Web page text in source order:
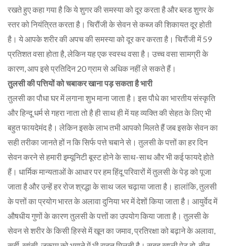
रखते हुए कहा गया है कि ये शुगर की समस्या को दूर करता है और ब्लड शुगर के
स्तर को नियंत्रित करता है। चिरौंजी के सेवन से कब्ज की शिकायत दूर होती
है। ये आपके शरीर की अपच की समस्या को दूर कर करता है। चिरौंजी में 59
प्रतिशत वसा होता है, लेकिन यह एक स्वस्थ वसा है। उच्च वसा सामग्री के
कारण, आप इसे प्रतिदिन 20 ग्राम से अधिक नहीं ले सकते हैं।
तुलसी की पत्तियों को चबाकर खाना पड़ सकता है भारी
तुलसी का पौधा घर में लगाना शुभ माना जाता है। इस पौधे का भारतीय संस्कृति
और हिन्दू धर्म से गहरा नाता तो है ही साथ ही में यह व्यक्ति की सेहत के लिए भी
बहुत फायदेमंद है। लेकिन इसके लाभ तभी आपको मिलते हैं जब इसके सेवन का
सही तरीका जानते हों न कि सिर्फ पत्ते चबाने से। तुलसी के पत्तों का हर दिन
सेवन करने से हमारी इम्यूनिटी बूस्ट होने के साथ-साथ और भी कई फायदे होते
हैं। धार्मिक मान्यताओं के आधार पर हम हिंदू परिवारों में तुलसी के पेड़ को पूजा
जाता है और उन्हें हर रोज श्रद्धा के साथ जल चढ़ाया जाता है। हालांकि, तुलसी
के पत्तों का प्रयोग भारत के अलावा दुनिया भर में देशों किया जाता है। आयुर्वेद में
औषधीय गुणों के कारण तुलसी के पत्तों का उपयोग किया जाता है। तुलसी के
सेवन से शरीर के किसी हिस्से में खून का जमाव, प्रतिरक्षा को बढ़ाने के अलावा,